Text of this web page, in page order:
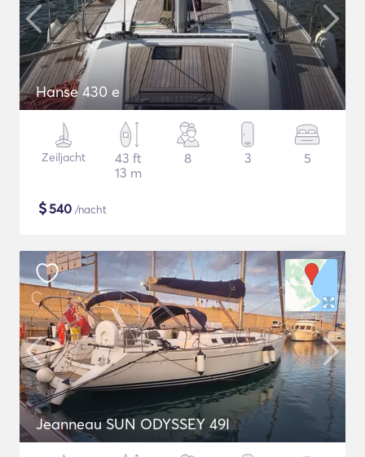
Hanse 430 e
Zeiljacht
43 ft
13 m
8 3 5
$540 /nacht
Jeanneau SUN ODYSSEY 49I